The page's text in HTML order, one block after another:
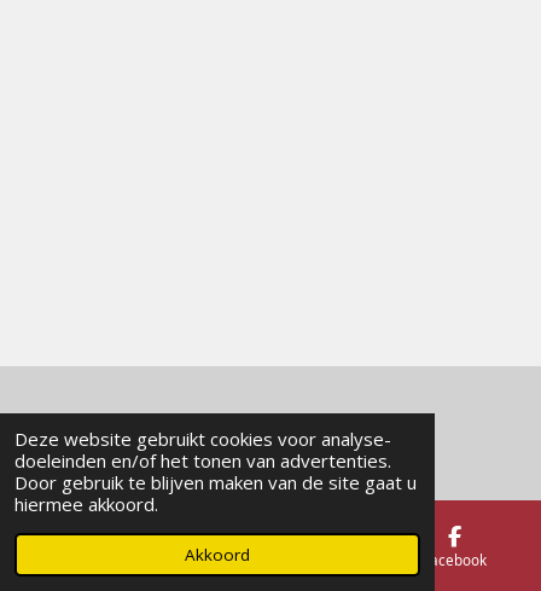
Deze website gebruikt cookies voor analyse-
doeleinden en/of het tonen van advertenties.
Door gebruik te blijven maken van de site gaat u
hiermee akkoord.
Akkoord
© 2024 - 2026 Masitea
Telefoonnummer Facebook